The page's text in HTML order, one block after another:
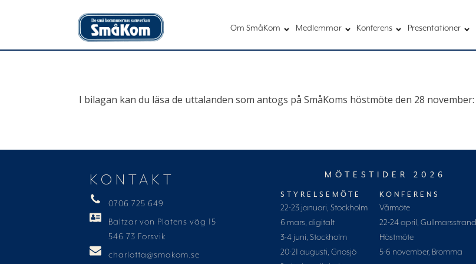
Om SmåKom Medlemmar Konferens Presentationer
I bilagan kan du läsa de uttalanden som antogs på SmåKoms höstmöte den 28 november:
KONTAKT
0706 725 649
Baltzar von Platens väg 15
546 73 Forsvik
charlotta@smakom.se
MÖTESTIDER 2026
STYRELSEMÖTE
22-23 januari, Stockholm
6 mars, digitalt
3-4 juni, Stockholm
20-21 augusti, Gnosjö
KONFERENS
Vårmöte
22-24 april, Gullmarsstrand
Höstmöte
5-6 november, Bromma